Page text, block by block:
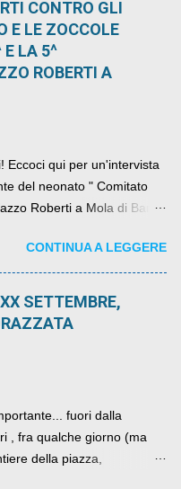
CONTRO GLI
E LE ZOCCOLE
E LA 5^
ROBERTI A
Eccoci qui per un'intervista
del neonato " Comitato
Roberti a Mola di Bari ,
CONTINUA A LEGGERE
SETTEMBRE,
fuori dalla
, fra qualche giorno (ma
della piazza,